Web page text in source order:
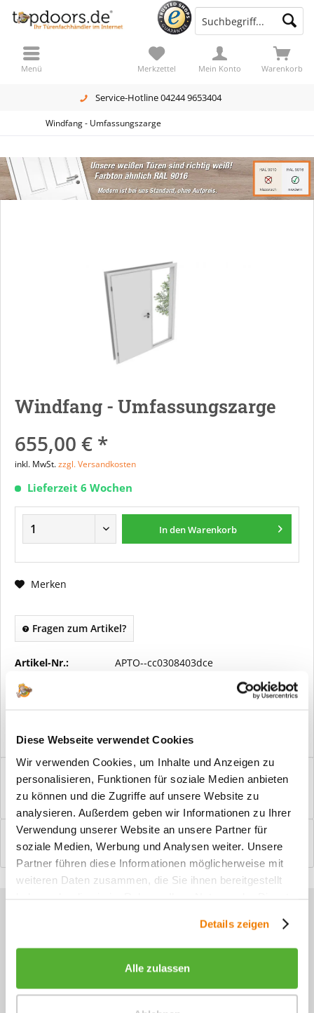
Diese Webseite verwendet Cookies
Wir verwenden Cookies, um Inhalte und Anzeigen zu
personalisieren, Funktionen für soziale Medien anbieten
zu können und die Zugriffe auf unsere Website zu
analysieren. Außerdem geben wir Informationen zu Ihrer
Verwendung unserer Website an unsere Partner für
soziale Medien, Werbung und Analysen weiter. Unsere
Partner führen diese Informationen möglicherweise mit
weiteren Daten zusammen, die Sie ihnen bereitgestellt
Details zeigen
Alle zulassen
Service-Hotline 04244 9653404
Warenkorb
Merkzettel Mein Konto
Menü
Windfang - Umfassungszarge
Windfang - Umfassungszarge
655,00 € *
inkl. MwSt.zzgl. Versandkosten
Lieferzeit 6 Wochen
In denWarenkorb
Merken
Fragen zum Artikel?
Artikel-Nr.: APTO--cc0308403dce
Vorteile
Windfangelemente online am Bildschirm konfigurieren und
einbaufertig bestellen. In wenigen...
Bewertungen
0
Bewertungen lesen, schreiben und diskutieren...mehr
Sie haben Fragen zu unseren
+49 (0)4244 965 34 04
Mo - Do, 09:00 - 16:00 Uhr
und Fr, 09:00 - 13:00 Uhr